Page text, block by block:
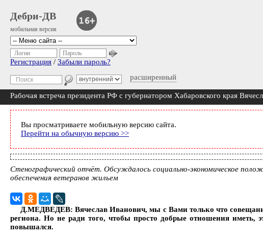
Дебри-ДВ
мобильная версия
расширенный
Логин Пароль
Регистрация / Забыли пароль?
Рабочая встреча президента РФ с губернатором Хабаровского края
Вы просматриваете мобильную версию сайта.
Перейти на обычную версию >>
Стенографический отчёт. Обсуждалось социально-экономическое
обеспечения ветеранов жильем
Д.МЕДВЕДЕВ: Вячеслав Иванович, мы с Вами только что
региона. Но не ради того, чтобы просто добрые отношения
повышался.